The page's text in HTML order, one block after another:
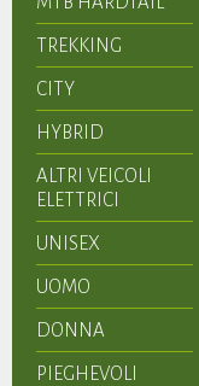
TREKKING
CITY
HYBRID
ALTRI VEICOLI
ELETTRICI
UNISEX
UOMO
DONNA
PIEGHEVOLI